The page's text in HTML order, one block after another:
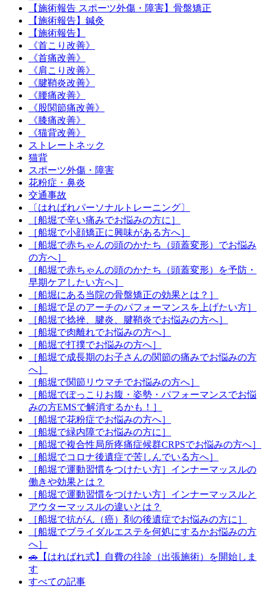
【施術報告 スポーツ外傷・障害】骨盤矯正
【施術報告】鍼灸
【施術報告】
《首こり改善》
《首痛改善》
《肩こり改善》
《腱鞘炎改善》
《腰痛改善》
《股関節痛改善》
《膝痛改善》
《猫背改善》
ストレートネック
猫背
スポーツ外傷・障害
花粉症・鼻炎
交通事故
〔はればれパーソナルトレーニング〕
［船堀で辛い痛みでお悩みの方に］
［船堀で小顔矯正に興味がある方へ］
［船堀で赤ちゃんの頭のかたち（頭蓋変形）でお悩み
の方へ］
［船堀で赤ちゃんの頭のかたち（頭蓋変形）を予防・
早期ケアしたい方へ］
［船堀にある当院の骨盤矯正の効果とは？］
［船堀で足のアーチのパフォーマンスを上げたい方］
［船堀で捻挫、腱炎、腱鞘炎でお悩みの方へ］
［船堀で肉離れでお悩みの方へ］
［船堀で打撲でお悩みの方へ］
［船堀で成長期のお子さんの関節の痛みでお悩みの方
へ］
［船堀で関節リウマチでお悩みの方へ］
［船堀でぽっこりお腹・姿勢・パフォーマンスでお悩
みの方EMSで解消するかも！］
［船堀で花粉症でお悩みの方へ］
［船堀で緑内障でお悩みの方に］
［船堀で複合性局所疼痛症候群CRPSでお悩みの方へ］
［船堀でコロナ後遺症で苦しんでいる方へ］
［船堀で運動習慣をつけたい方］インナーマッスルの
働きや効果とは？
［船堀で運動習慣をつけたい方］インナーマッスルと
アウターマッスルの違いとは？
［船堀で抗がん（癌）剤の後遺症でお悩みの方に］
［船堀でブライダルエステを何処にするかお悩みの方
へ］
🚗【はればれ式】自費の往診（出張施術）を開始しま
す
すべての記事